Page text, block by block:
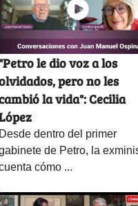
"Petro le dio voz a los
pero no les
la vida": Cecilia
Desde dentro del primer
de Petro, la
cómo ...